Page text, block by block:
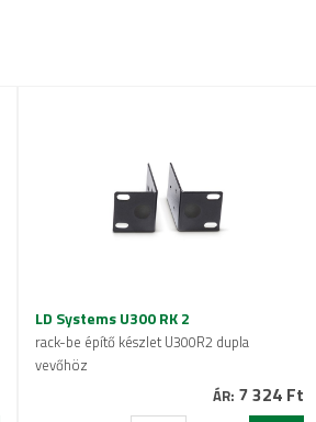
LD Systems U300 RK 2
rack-be építő készlet U300R2 dupla
vevőhöz
ÁR: 7 324 Ft